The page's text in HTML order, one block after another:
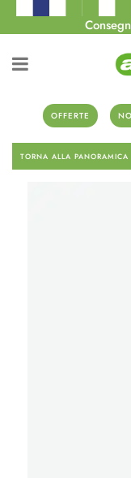
OFFERTE
TORNA ALLA PANORAMICA